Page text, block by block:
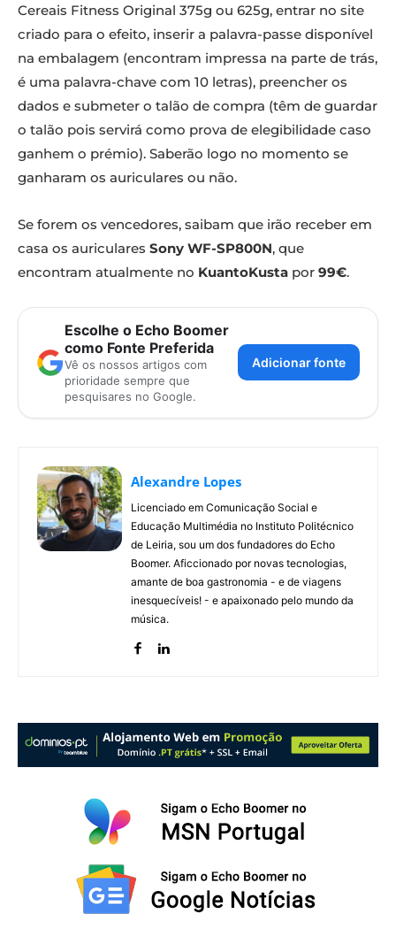
Cereais Fitness Original 375g ou 625g, entrar no site
criado para o efeito, inserir a palavra-passe disponível
na embalagem (encontram impressa na parte de trás,
é uma palavra-chave com 10 letras), preencher os
dados e submeter o talão de compra (têm de guardar
o talão pois servirá como prova de elegibilidade caso
ganhem o prémio). Saberão logo no momento se
ganharam os auriculares ou não.
Se forem os vencedores, saibam que irão receber em
casa os auriculares Sony WF-SP800N, que
encontram atualmente no KuantoKusta por 99€.
Escolhe o Echo Boomer
como Fonte Preferida
Vê os nossos artigos com
prioridade sempre que
pesquisares no Google.
Adicionar fonte
Alexandre Lopes
Licenciado em Comunicação Social e
Educação Multimédia no Instituto Politécnico
de Leiria, sou um dos fundadores do Echo
Boomer. Aficcionado por novas tecnologias,
amante de boa gastronomia - e de viagens
inesquecíveis! - e apaixonado pelo mundo da
música.